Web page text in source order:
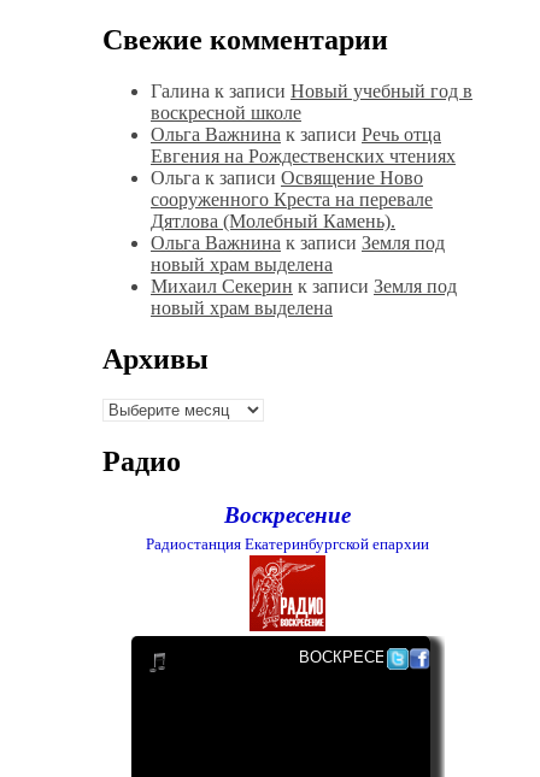
Свежие комментарии
Галина к записи Новый учебный год в
воскресной школе
Ольга Важнина к записи Речь отца
Евгения на Рождественских чтениях
Ольга к записи Освящение Ново
сооруженного Креста на перевале
Дятлова (Молебный Камень).
Ольга Важнина к записи Земля под
новый храм выделена
Михаил Секерин к записи Земля под
новый храм выделена
Архивы
Архивы
Радио
Воскресение
Радиостанция Екатеринбургской епархии